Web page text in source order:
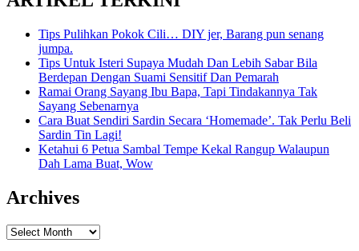
Tips Pulihkan Pokok Cili… DIY jer, Barang pun senang
jumpa.
Tips Untuk Isteri Supaya Mudah Dan Lebih Sabar Bila
Berdepan Dengan Suami Sensitif Dan Pemarah
Ramai Orang Sayang Ibu Bapa, Tapi Tindakannya Tak
Sayang Sebenarnya
Cara Buat Sendiri Sardin Secara ‘Homemade’. Tak Perlu Beli
Sardin Tin Lagi!
Ketahui 6 Petua Sambal Tempe Kekal Rangup Walaupun
Dah Lama Buat, Wow
Archives
Archives